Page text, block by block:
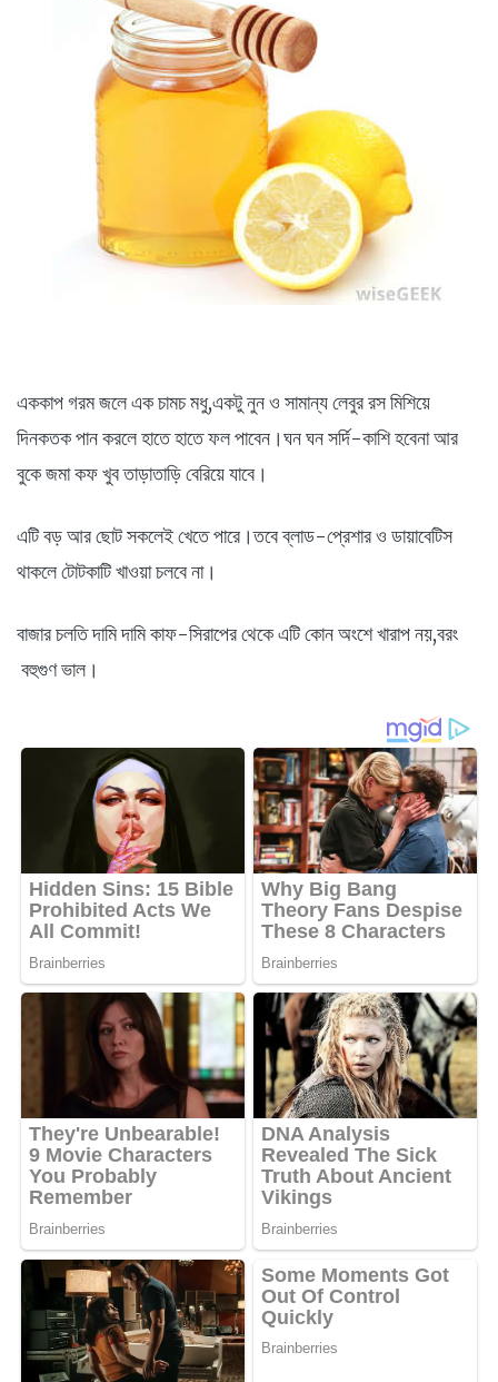
এককাপ গরম জলে এক চামচ মধু,একটু নুন ও সামান্য লেবুর রস মিশিয়ে
দিনকতক পান করলে হাতে হাতে ফল পাবেন।ঘন ঘন সর্দি-কাশি হবেনা আর
বুকে জমা কফ খুব তাড়াতাড়ি বেরিয়ে যাবে।
এটি বড় আর ছোট সকলেই খেতে পারে।তবে ব্লাড-প্রেশার ও ডায়াবেটিস
থাকলে টোটকাটি খাওয়া চলবে না।
বাজার চলতি দামি দামি কাফ-সিরাপের থেকে এটি কোন অংশে খারাপ নয়,বরং
বহুগুণ ভাল।